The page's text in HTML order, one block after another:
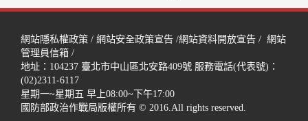
網站隱私權政策 / 網站安全政策宣告 /網站資料開放宣告 / 網站
管理員信箱 /
地址：104237 臺北市中山區北安路409號 服務電話(代表號)：
(02)2311-6117
星期一~星期五 早上08:00~下午17:00
國防部政治作戰局版權所有 © 2016.All rights reserved.